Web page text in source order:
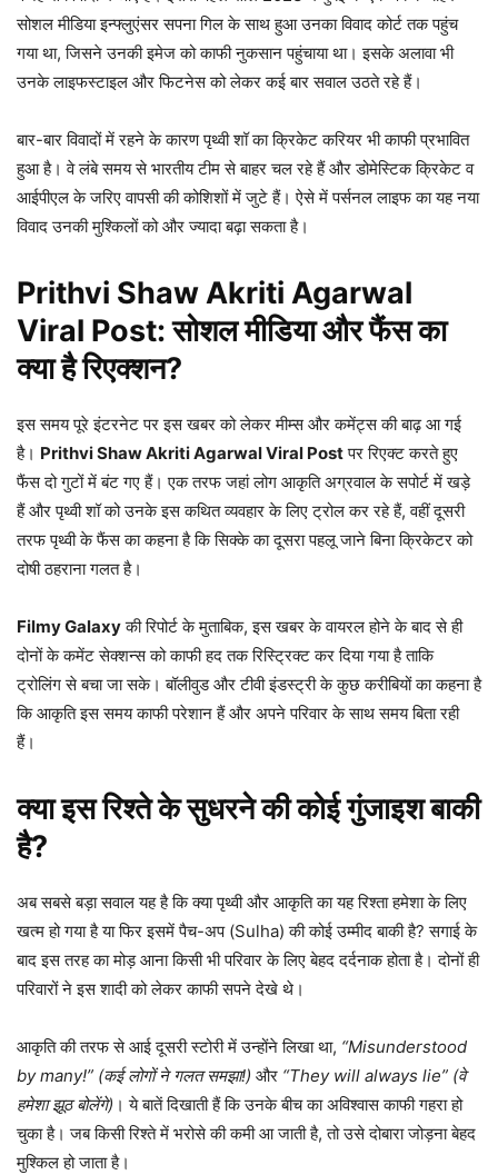
सोशल मीडिया इन्फ्लुएंसर सपना गिल के साथ हुआ उनका विवाद कोर्ट तक पहुंच
गया था, जिसने उनकी इमेज को काफी नुकसान पहुंचाया था। इसके अलावा भी
उनके लाइफस्टाइल और फिटनेस को लेकर कई बार सवाल उठते रहे हैं।
बार-बार विवादों में रहने के कारण पृथ्वी शॉ का क्रिकेट करियर भी काफी प्रभावित
हुआ है। वे लंबे समय से भारतीय टीम से बाहर चल रहे हैं और डोमेस्टिक क्रिकेट व
आईपीएल के जरिए वापसी की कोशिशों में जुटे हैं। ऐसे में पर्सनल लाइफ का यह नया
विवाद उनकी मुश्किलों को और ज्यादा बढ़ा सकता है।
Prithvi Shaw Akriti Agarwal
Viral Post: सोशल मीडिया और फैंस का
क्या है रिएक्शन?
इस समय पूरे इंटरनेट पर इस खबर को लेकर मीम्स और कमेंट्स की बाढ़ आ गई
है। Prithvi Shaw Akriti Agarwal Viral Postपर रिएक्ट करते हुए
फैंस दो गुटों में बंट गए हैं। एक तरफ जहां लोग आकृति अग्रवाल के सपोर्ट में खड़े
हैं और पृथ्वी शॉ को उनके इस कथित व्यवहार के लिए ट्रोल कर रहे हैं, वहीं दूसरी
तरफ पृथ्वी के फैंस का कहना है कि सिक्के का दूसरा पहलू जाने बिना क्रिकेटर को
दोषी ठहराना गलत है।
Filmy Galaxyकी रिपोर्ट के मुताबिक, इस खबर के वायरल होने के बाद से ही
दोनों के कमेंट सेक्शन्स को काफी हद तक रिस्ट्रिक्ट कर दिया गया है ताकि
ट्रोलिंग से बचा जा सके। बॉलीवुड और टीवी इंडस्ट्री के कुछ करीबियों का कहना है
कि आकृति इस समय काफी परेशान हैं और अपने परिवार के साथ समय बिता रही
हैं।
क्या इस रिश्ते के सुधरने की कोई गुंजाइश बाकी
है?
अब सबसे बड़ा सवाल यह है कि क्या पृथ्वी और आकृति का यह रिश्ता हमेशा के लिए
खत्म हो गया है या फिर इसमें पैच-अप (Sulha) की कोई उम्मीद बाकी है? सगाई के
बाद इस तरह का मोड़ आना किसी भी परिवार के लिए बेहद दर्दनाक होता है। दोनों ही
परिवारों ने इस शादी को लेकर काफी सपने देखे थे।
आकृति की तरफ से आई दूसरी स्टोरी में उन्होंने लिखा था, “Misunderstood
by many!” (कई लोगों ने गलत समझा!) और “They will always lie” (वे
हमेशा झूठ बोलेंगे) । ये बातें दिखाती हैं कि उनके बीच का अविश्वास काफी गहरा हो
चुका है। जब किसी रिश्ते में भरोसे की कमी आ जाती है, तो उसे दोबारा जोड़ना बेहद
मुश्किल हो जाता है।